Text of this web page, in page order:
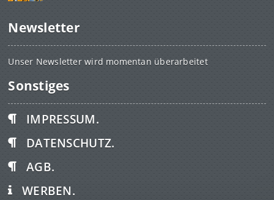
Newsletter
Unser Newsletter wird momentan überarbeitet
Sonstiges
IMPRESSUM.
DATENSCHUTZ.
AGB.
WERBEN.